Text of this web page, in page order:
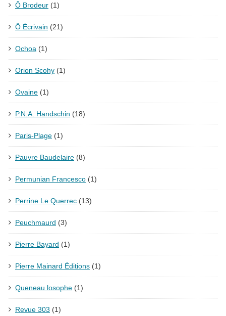
Ô Brodeur (1)
Ô Écrivain (21)
Ochoa (1)
Orion Scohy (1)
Ovaine (1)
P.N.A. Handschin (18)
Paris-Plage (1)
Pauvre Baudelaire (8)
Permunian Francesco (1)
Perrine Le Querrec (13)
Peuchmaurd (3)
Pierre Bayard (1)
Pierre Mainard Éditions (1)
Queneau losophe (1)
Revue 303 (1)